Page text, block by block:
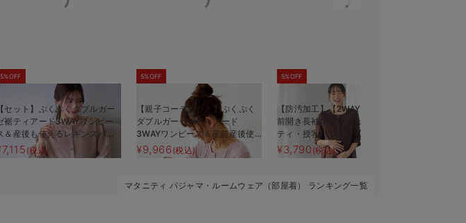
5%OFF
【セット】ぷくぷくダブルガー
裾ティアード3WAYワンピー
＆産後も使えるレギンスパジ
マ マタニティ・授乳パジャ
(税込)
5%OFF
【親子コーデセット】ぷくぷく
ダブルガーゼ裾ティアード
3WAYワンピース＆産前産後使
えるレギンスパジャマ&2wayオ
ール 出産準備 ギフト マタ
¥9,966 (税込)
5%OFF
【防汚加工】【2WAY】綿100％
前開き長袖ネグリジェ マタニ
ティ・授乳パジャマ【産後も長
く着れる】
¥3,790 (税込)
マタニティ パジャマ・ルームウェア（部屋着） ランキング一覧